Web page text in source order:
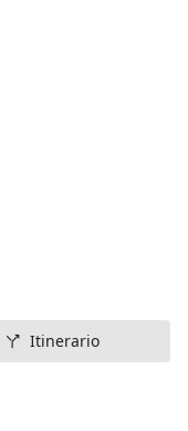
Itinerario